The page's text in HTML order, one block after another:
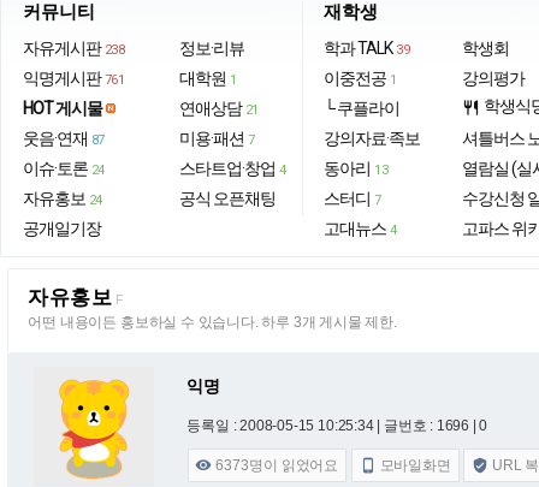
커뮤니티
자유게시판 238
익명게시판 761
HOT 게시물
웃음·연재 87
이슈·토론 24
자유홍보 24
공개일기장
정보·리뷰
대학원 1
연애상담 21
미용·패션 7
스타트업·창업 4
공식 오픈채팅
재학생
학과 TALK 39
이중전공 1
└ 쿠플라이
강의자료·족보
동아리 13
스터디 7
고대뉴스 4
학생회
강의평가
restaurant 학생식
셔틀버스
열람실 (실
수강신청
고파스 위
자유홍보 F
어떤 내용이든 홍보하실 수 있습니다. 하루 3개 게시물 제한.
익명
등록일 : 2008-05-15 10:25:34 | 글번호 : 1696 | 0
 6373명이 읽었어요  모바일화면  URL